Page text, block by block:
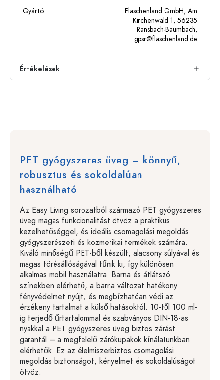
Gyártó
Flaschenland GmbH, Am
Kirchenwald 1, 56235
Ransbach-Baumbach,
gpsr@flaschenland.de
Értékelések
PET gyógyszeres üveg – könnyű,
robusztus és sokoldalúan
használható
Az Easy Living sorozatból származó PET gyógyszeres
üveg magas funkcionalitást ötvöz a praktikus
kezelhetőséggel, és ideális csomagolási megoldás
gyógyszerészeti és kozmetikai termékek számára.
Kiváló minőségű PET-ből készült, alacsony súlyával és
magas törésállóságával tűnik ki, így különösen
alkalmas mobil használatra. Barna és átlátszó
színekben elérhető, a barna változat hatékony
fényvédelmet nyújt, és megbízhatóan védi az
érzékeny tartalmat a külső hatásoktól. 10-től 100 ml-
ig terjedő űrtartalommal és szabványos DIN-18-as
nyakkal a PET gyógyszeres üveg biztos zárást
garantál – a megfelelő zárókupakok kínálatunkban
elérhetők. Ez az élelmiszerbiztos csomagolási
megoldás biztonságot, kényelmet és sokoldalúságot
ötvöz.